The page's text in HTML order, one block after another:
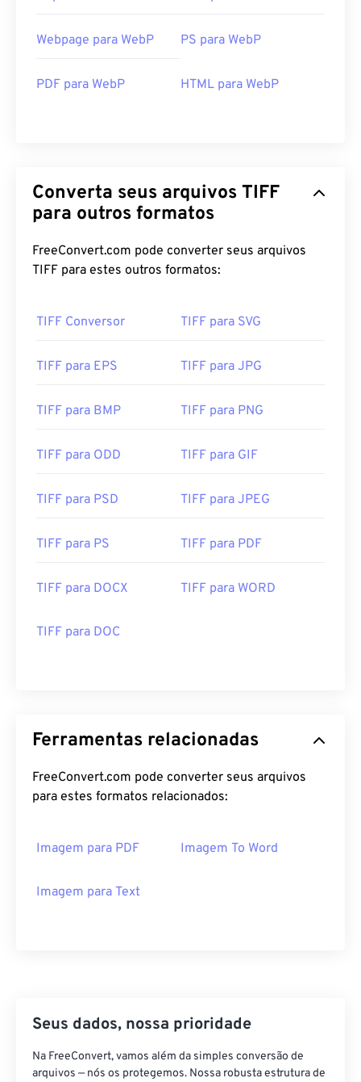
Webpage para WebP PS para WebP
PDF para WebP HTML para WebP
Converta seus arquivos TIFF
para outros formatos
FreeConvert.com pode converter seus arquivos
TIFF para estes outros formatos:
TIFF Conversor TIFF para SVG
TIFF para EPS TIFF para JPG
TIFF para BMP TIFF para PNG
TIFF para ODD TIFF para GIF
TIFF para PSD TIFF para JPEG
TIFF para PS TIFF para PDF
TIFF para DOCX TIFF para WORD
TIFF para DOC
Ferramentas relacionadas
FreeConvert.com pode converter seus arquivos
para estes formatos relacionados:
Imagem para PDF Imagem To Word
Imagem para Text
Seus dados, nossa prioridade
Na FreeConvert, vamos além da simples conversão de
arquivos — nós os protegemos. Nossa robusta estrutura de